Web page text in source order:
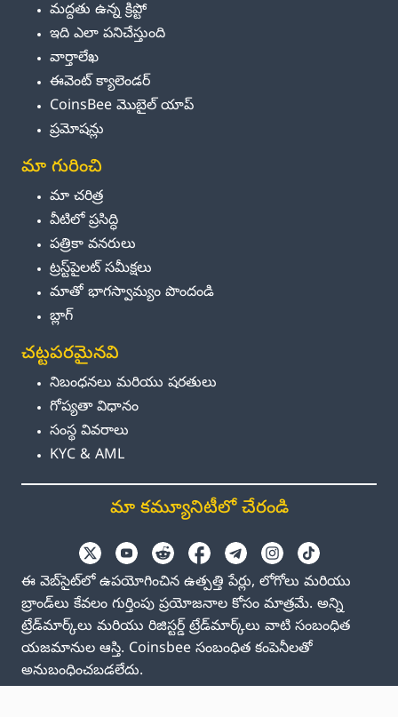
మద్దతు ఉన్న క్రిప్టో
ఇది ఎలా పనిచేస్తుంది
వార్తాలేఖ
ఈవెంట్ క్యాలెండర్
CoinsBee మొబైల్ యాప్
ప్రమోషన్లు
మా గురించి
మా చరిత్ర
వీటిలో ప్రసిద్ధి
పత్రికా వనరులు
ట్రస్ట్‌పైలట్ సమీక్షలు
మాతో భాగస్వామ్యం పొందండి
బ్లాగ్
చట్టపరమైనవి
నిబంధనలు మరియు షరతులు
గోప్యతా విధానం
సంస్థ వివరాలు
KYC & AML
మా కమ్యూనిటీలో చేరండి
ఈ వెబ్‌సైట్‌లో ఉపయోగించిన ఉత్పత్తి పేర్లు, లోగోలు మరియు
బ్రాండ్‌లు కేవలం గుర్తింపు ప్రయోజనాల కోసం మాత్రమే. అన్ని
ట్రేడ్‌మార్క్‌లు మరియు రిజిస్టర్డ్ ట్రేడ్‌మార్క్‌లు వాటి సంబంధిత
యజమానుల ఆస్తి. Coinsbee సంబంధిత కంపెనీలతో
అనుబంధించబడలేదు.